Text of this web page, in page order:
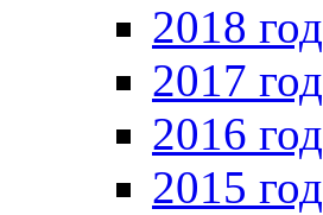
2018 год
2017 год
2016 год
2015 год